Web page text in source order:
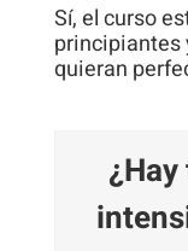
Sí, el curso
principiantes
quieran